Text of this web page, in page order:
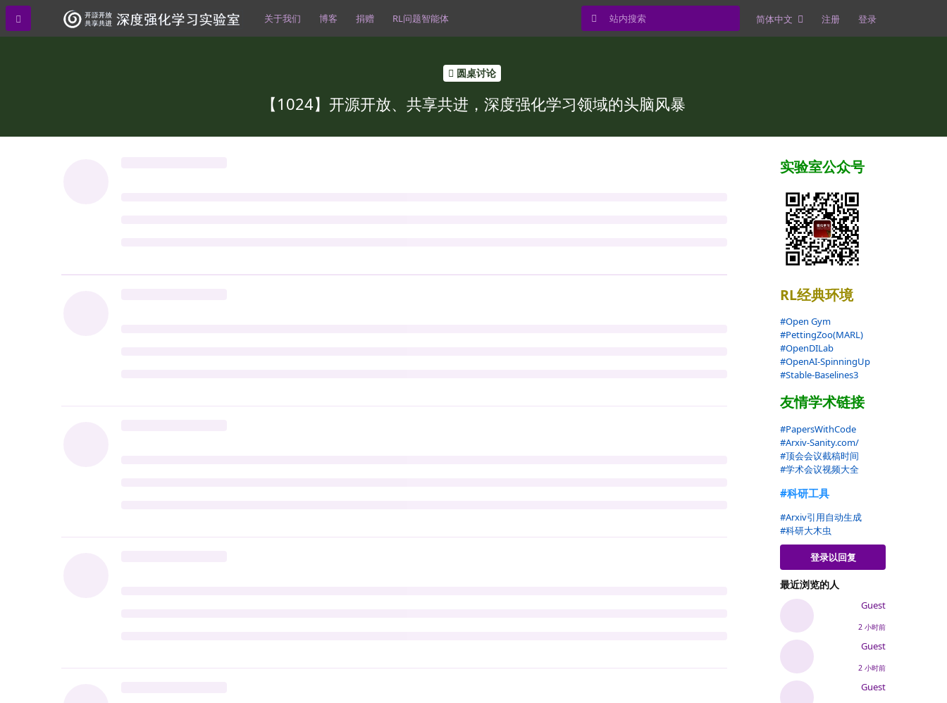
关于我们 博客 捐赠 RL问题智能体 简体中文 注册 登录
圆桌讨论
【1024】开源开放、共享共进，深度强化学习领域的头脑风暴
实验室公众号
RL经典环境
#Open Gym
#PettingZoo(MARL)
#OpenDILab
#OpenAI-SpinningUp
#Stable-Baselines3
友情学术链接
#PapersWithCode
#Arxiv-Sanity.com/
#顶会会议截稿时间
#学术会议视频大全
#科研工具
#Arxiv引用自动生成
#科研大木虫
登录以回复
最近浏览的人
Guest
2 小时前
Guest
2 小时前
Guest